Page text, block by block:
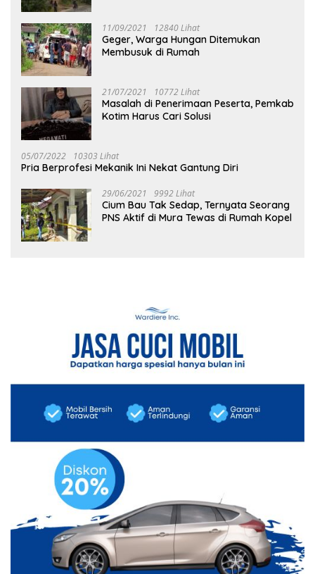
11/09/2021 12840 Lihat
Geger, Warga Hungan Ditemukan
Membusuk di Rumah
21/07/2021 10772 Lihat
Masalah di Penerimaan Peserta, Pemkab
Kotim Harus Cari Solusi
05/07/2022 10303 Lihat
Pria Berprofesi Mekanik Ini Nekat Gantung Diri
29/06/2021 9992 Lihat
Cium Bau Tak Sedap, Ternyata Seorang
PNS Aktif di Mura Tewas di Rumah Kopel